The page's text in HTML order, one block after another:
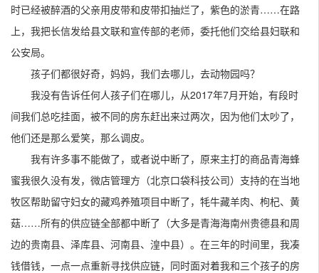
时已经被醉酒的父亲用皮带和皮带扣抽烂了，紫色的淤青……在路
上，我把长信发给县文联和宣传部的老师，委托他们交给县妇联和
公安局。
孩子们都很好奇，妈妈，我们去哪儿，去动物园吗？
我没有告诉任何人孩子们在哪儿，从2017年7月开始，有段时
间我们总吃挂面，被不同的房东赶出来过两次，因为他们太吵了，
他们还是那么爱笑，那么调皮。
我有许多事不能做了，或者说中断了，原来主打的商品青海蜂
蜜我很久没有发，微店管理方（北京口袋科技公司）支持的在当地
牧区帮助留守妇女的藏鸡养殖项目中断了，牦牛藏羊肉、枸杞、黄
菇……所有的供应链全部都中断了（大多是青海海南州贵德县和周
边的贵南县、泽库县、河南县、湟中县）。在三年的时间里，我凑
钱借钱，一点一点重新寻找供应链，同时面对着我和三个孩子的房